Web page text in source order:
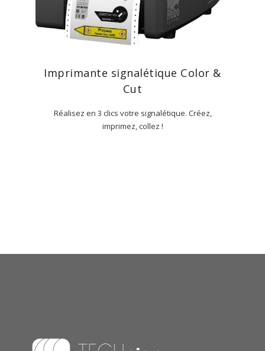
Imprimante signalétique Color &
Cut
Réalisez en 3 clics votre signalétique. Créez,
imprimez, collez !